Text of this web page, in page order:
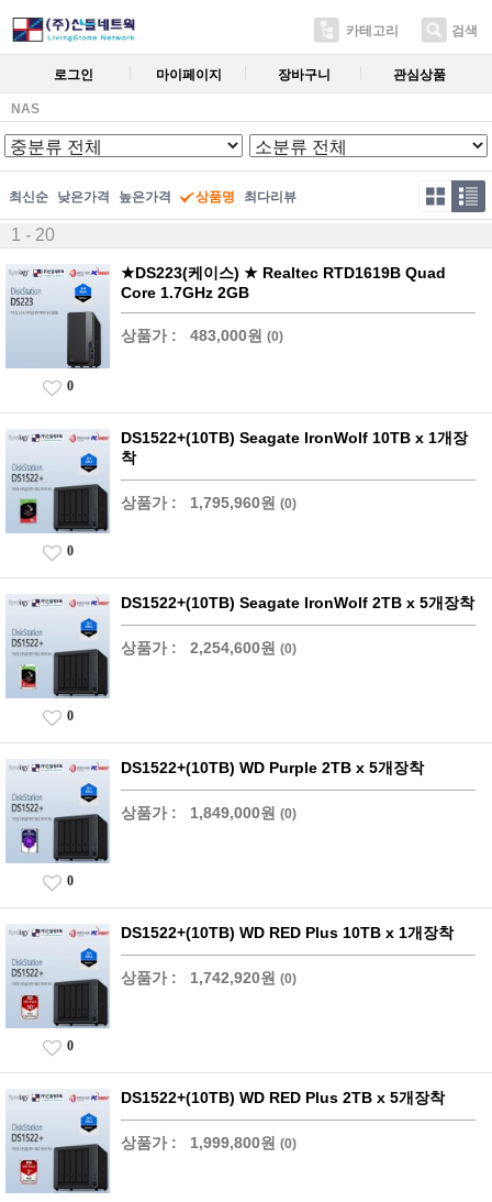
카테고리 검색
로그인 마이페이지 장바구니 관심상품
NAS
최신순 낮은가격 높은가격 상품명 최다리뷰
1 - 20
★DS223(케이스) ★ Realtec RTD1619B Quad
Core 1.7GHz 2GB
상품가 : 483,000원 (0)
0
DS1522+(10TB) Seagate IronWolf 10TB x 1개장
착
상품가 : 1,795,960원 (0)
0
DS1522+(10TB) Seagate IronWolf 2TB x 5개장착
상품가 : 2,254,600원 (0)
0
DS1522+(10TB) WD Purple 2TB x 5개장착
상품가 : 1,849,000원 (0)
0
DS1522+(10TB) WD RED Plus 10TB x 1개장착
상품가 : 1,742,920원 (0)
0
DS1522+(10TB) WD RED Plus 2TB x 5개장착
상품가 : 1,999,800원 (0)